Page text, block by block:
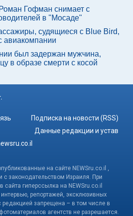
Гофман снимает с
в "Мосаде"
судящиеся с Blue Bird,
авиакомпании
был задержан мужчина,
в образе смерти с косой
Подписка на новости (RSS)
Данные редакции и устав
на сайте NEWSru.co.il ,
с законодательством Израиля. При
сайта гиперссылка на NEWSru.co.il
репортажей, эксклюзивных
редакцией запрещена – в том числе в
агентств не разрешается.